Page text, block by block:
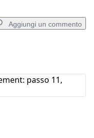
Aggiungi un commento